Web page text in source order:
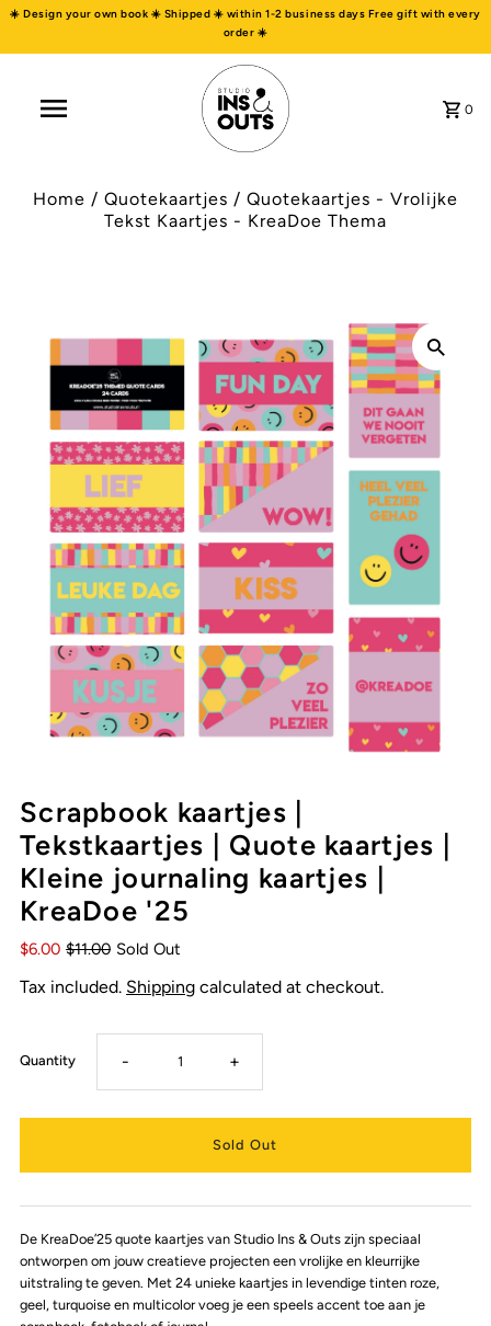
☀️ Design your own book ☀️ Shipped ☀️ within 1-2 business days Free gift with every
order ☀️
0
Home / Quotekaartjes / Quotekaartjes - Vrolijke
Tekst Kaartjes - KreaDoe Thema
Scrapbook kaartjes |
Tekstkaartjes | Quote kaartjes |
Kleine journaling kaartjes |
KreaDoe '25
$6.00 $11.00 Sold Out
Tax included. Shipping calculated at checkout.
Quantity - +
De KreaDoe’25 quote kaartjes van Studio Ins & Outs zijn speciaal
ontworpen om jouw creatieve projecten een vrolijke en kleurrijke
uitstraling te geven. Met 24 unieke kaartjes in levendige tinten roze,
geel, turquoise en multicolor voeg je een speels accent toe aan je